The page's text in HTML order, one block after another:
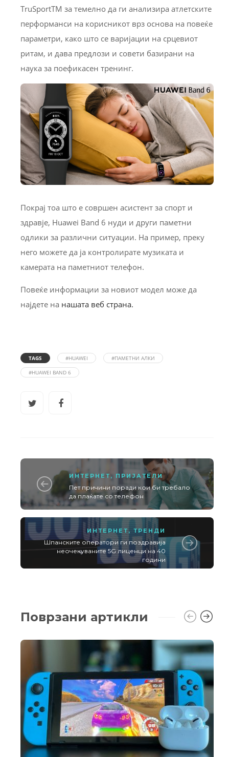
TruSportTM за темелно да ги анализира атлетските
перформанси на корисникот врз основа на повеќе
параметри, како што се варијации на срцевиот
ритам, и дава предлози и совети базирани на
наука за поефикасен тренинг.
Покрај тоа што е совршен асистент за спорт и
здравје, Huawei Band 6 нуди и други паметни
одлики за различни ситуации. На пример, преку
него можете да ја контролирате музиката и
камерата на паметниот телефон.
Повеќе информации за новиот модел може да
најдете на нашата веб страна.
TAGS #HUAWEI
#ПАМЕТНИ АЛКИ
#HUAWEI BAND 6
ИНТЕРНЕТ , ПРИЈАТЕЛИ
Пет причини поради кои би требало
да плаќате со телефон
ИНТЕРНЕТ, ТРЕНДИ
Шпанските оператори ги поздравија
неочекуваните 5G лиценци на 40
години
Поврзани артикли